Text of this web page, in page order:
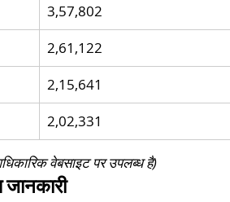
3,57,802
2,61,122
2,15,641
2,02,331
वेबसाइट पर उपलब्ध है)